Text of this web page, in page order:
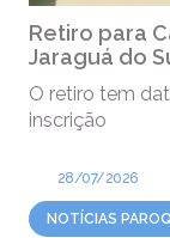
Retiro para
Jaraguá do
O retiro tem
inscrição
28/07/2026
NOTÍCIAS